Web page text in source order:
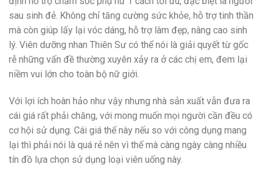
sau sinh đẻ. Không chỉ tăng cường sức khỏe, hỗ trợ tinh thần
mà còn giúp lấy lại vóc dáng, hỗ trợ làm đẹp, nâng cao sinh
lý. Viên dưỡng nhan Thiên Sư có thể nói là giải quyết từ gốc
rễ những vấn đề thường xuyên xảy ra ở các chị em, đem lại
niềm vui lớn cho toàn bộ nữ giới.
Với lợi ích hoàn hảo như vậy nhưng nhà sản xuất vẫn đưa ra
cái giá rất phải chăng, với mong muốn mọi người cần đều có
cơ hội sử dụng. Cái giá thế này nếu so với công dụng mang
lại thì phải nói là quá rẻ nên vì thế mà càng ngày càng nhiều
tín đồ lựa chọn sử dụng loại viên uống này.